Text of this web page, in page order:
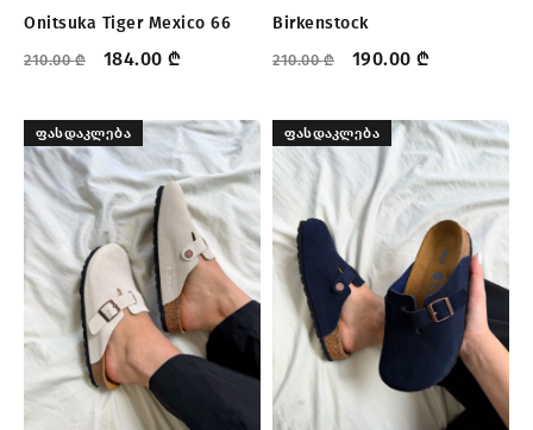
Onitsuka Tiger Mexico 66
210.00₾ 184.00 ₾
Birkenstock
210.00₾ 190.00 ₾
ᲤᲐᲡᲓᲐᲙᲚᲔᲑᲐ ᲤᲐᲡᲓᲐᲙᲚᲔᲑᲐ